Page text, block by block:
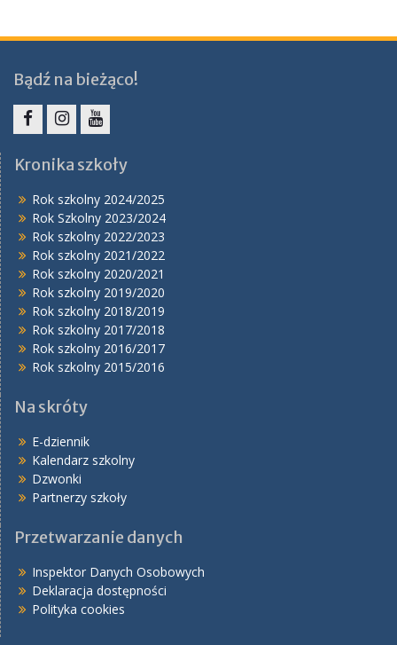
Bądź na bieżąco!
Kronika szkoły
Rok szkolny 2024/2025
Rok Szkolny 2023/2024
Rok szkolny 2022/2023
Rok szkolny 2021/2022
Rok szkolny 2020/2021
Rok szkolny 2019/2020
Rok szkolny 2018/2019
Rok szkolny 2017/2018
Rok szkolny 2016/2017
Rok szkolny 2015/2016
Na skróty
E-dziennik
Kalendarz szkolny
Dzwonki
Partnerzy szkoły
Przetwarzanie danych
Inspektor Danych Osobowych
Deklaracja dostępności
Polityka cookies